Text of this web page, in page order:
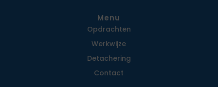
Menu
Opdrachten
Werkwijze
Detachering
Contact